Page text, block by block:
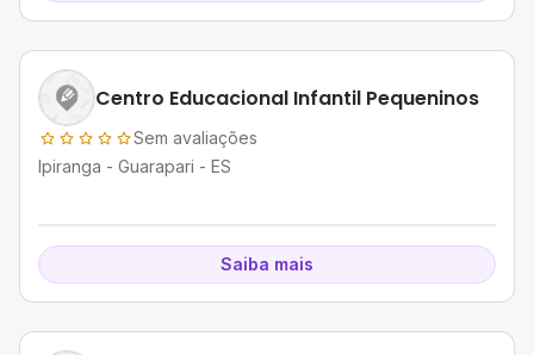
Centro Educacional Infantil Pequeninos
Sem avaliações
Ipiranga - Guarapari - ES
Saiba mais